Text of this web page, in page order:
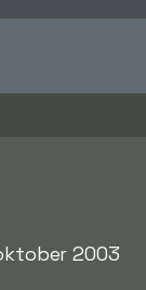
2003